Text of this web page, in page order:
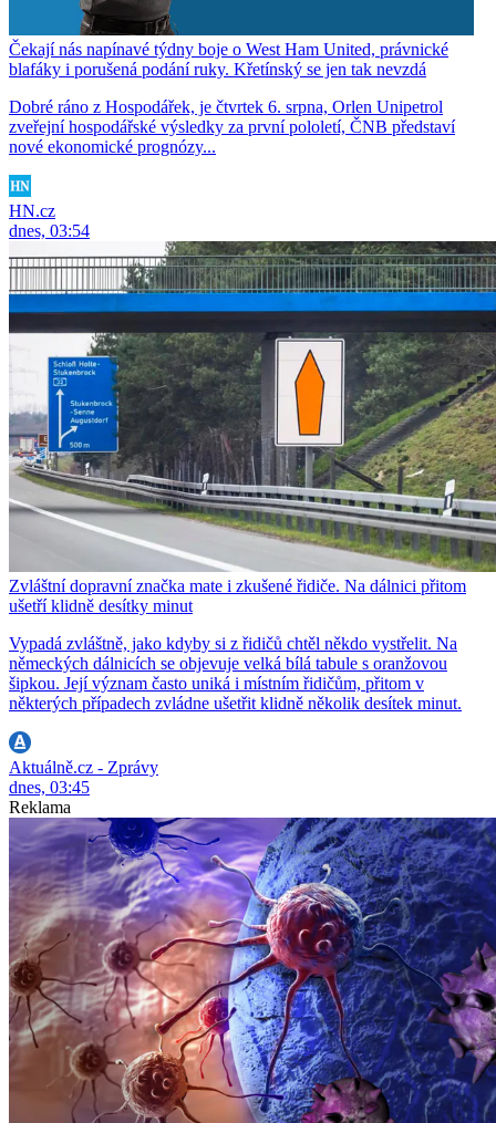
Čekají nás napínavé týdny boje o West Ham United, právnické
blafáky i porušená podání ruky. Křetínský se jen tak nevzdá
Dobré ráno z Hospodářek, je čtvrtek 6. srpna, Orlen Unipetrol
zveřejní hospodářské výsledky za první pololetí, ČNB představí
nové ekonomické prognózy...
HN.cz
dnes, 03:54
Zvláštní dopravní značka mate i zkušené řidiče. Na dálnici přitom
ušetří klidně desítky minut
Vypadá zvláštně, jako kdyby si z řidičů chtěl někdo vystřelit. Na
německých dálnicích se objevuje velká bílá tabule s oranžovou
šipkou. Její význam často uniká i místním řidičům, přitom v
některých případech zvládne ušetřit klidně několik desítek minut.
Aktuálně.cz - Zprávy
dnes, 03:45
Reklama